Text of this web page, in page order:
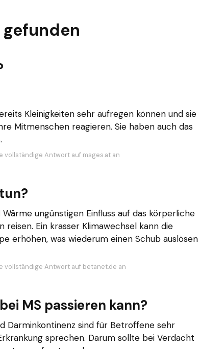
gefunden
Kleinigkeiten sehr aufregen können und sie
Mitmenschen reagieren. Sie haben auch das
vollständige Antwort auf msges.at an
ungünstigen Einfluss auf das körperliche
Ein krasser Klimawechsel kann die
erhöhen, was wiederum einen Schub auslösen
vollständige Antwort auf betanet.de an
MS passieren kann?
Darminkontinenz sind für Betroffene sehr
sprechen. Darum sollte bei Verdacht